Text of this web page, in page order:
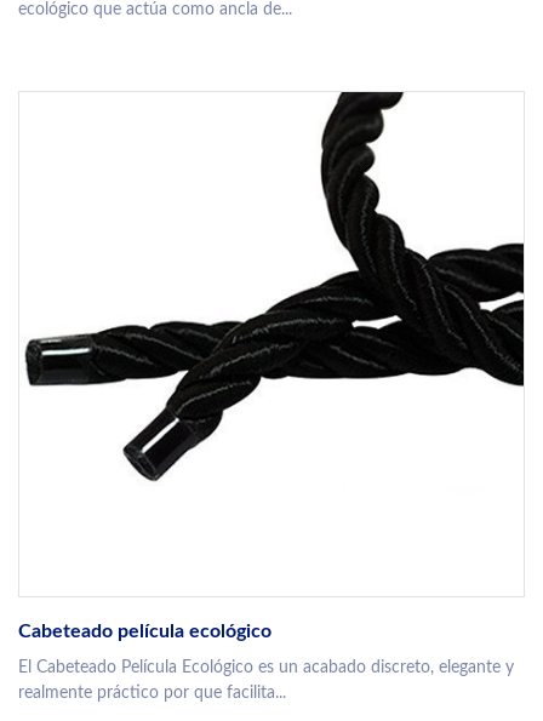
ecológico que actúa como ancla de...
Cabeteado película ecológico
El Cabeteado Película Ecológico es un acabado discreto, elegante y
realmente práctico por que facilita...